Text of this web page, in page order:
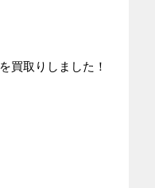
を買取りしました！